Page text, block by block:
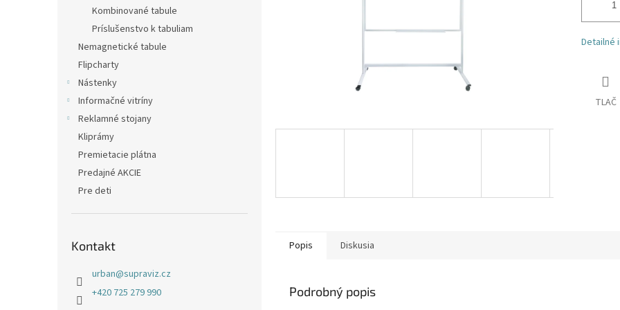
Kombinované tabule
Príslušenstvo k tabuliam
Nemagnetické tabule
Flipcharty
Nástenky
Informačné vitríny
Reklamné stojany
Kliprámy
Premietacie plátna
Predajné AKCIE
Pre deti
Kontakt
urban@supraviz.cz
+420 725 279 990
Detailné
TLAČ
Popis Diskusia
Podrobný popis